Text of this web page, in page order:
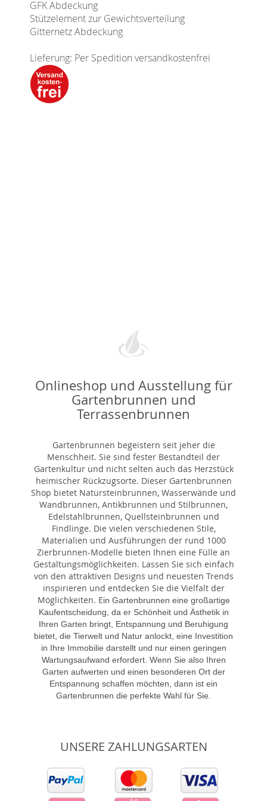
GFK Abdeckung
Stützelement zur Gewichtsverteilung
Gitternetz Abdeckung
Lieferung: Per Spedition versandkostenfrei
Onlineshop und Ausstellung für
Gartenbrunnen und
Terrassenbrunnen
Gartenbrunnen begeistern seit jeher die
Menschheit. Sie sind fester Bestandteil der
Gartenkultur und nicht selten auch das Herzstück
heimischer Rückzugsorte. Dieser Gartenbrunnen
Shop bietet Natursteinbrunnen, Wasserwände und
Wandbrunnen, Antikbrunnen und Stilbrunnen,
Edelstahlbrunnen, Quellsteinbrunnen und
Findlinge. Die vielen verschiedenen Stile,
Materialien und Ausführungen der rund 1000
Zierbrunnen-Modelle bieten Ihnen eine Fülle an
Gestaltungsmöglichkeiten. Lassen Sie sich einfach
von den attraktiven Designs und neuesten Trends
inspirieren und entdecken Sie die Vielfalt der
Möglichkeiten. Ein Gartenbrunnen eine großartige
Kaufentscheidung, da er Schönheit und Ästhetik in
Ihren Garten bringt, Entspannung und Beruhigung
bietet, die Tierwelt und Natur anlockt, eine Investition
in Ihre Immobilie darstellt und nur einen geringen
Wartungsaufwand erfordert. Wenn Sie also Ihren
Garten aufwerten und einen besonderen Ort der
Entspannung schaffen möchten, dann ist ein
Gartenbrunnen die perfekte Wahl für Sie.
UNSERE ZAHLUNGSARTEN